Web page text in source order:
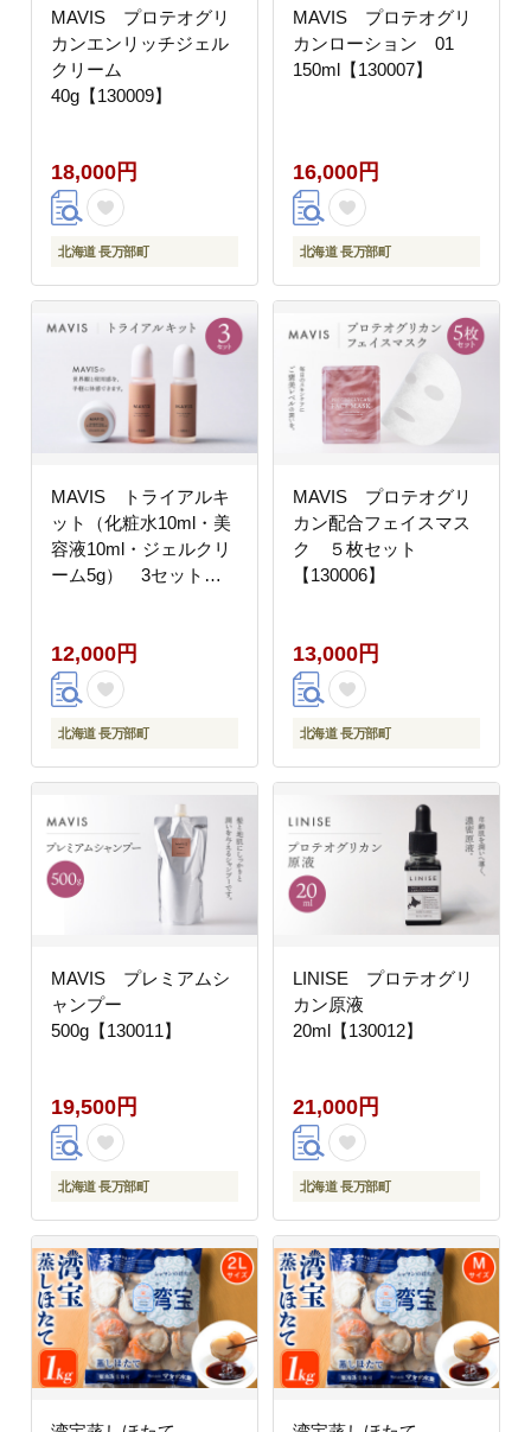
MAVIS プロテオグリ
カンエンリッチジェル
クリーム
40g【130009】
18,000円
北海道 長万部町
MAVIS プロテオグリ
カンローション 01
150ml【130007】
16,000円
北海道 長万部町
MAVIS トライアルキ
ット（化粧水10ml・美
容液10ml・ジェルクリ
ーム5g） 3セット
12,000円
北海道 長万部町
MAVIS プロテオグリ
カン配合フェイスマス
ク ５枚セット
【130006】
13,000円
北海道 長万部町
MAVIS プレミアムシ
ャンプー
500g【130011】
19,500円
北海道 長万部町
LINISE プロテオグリ
カン原液
20ml【130012】
21,000円
北海道 長万部町